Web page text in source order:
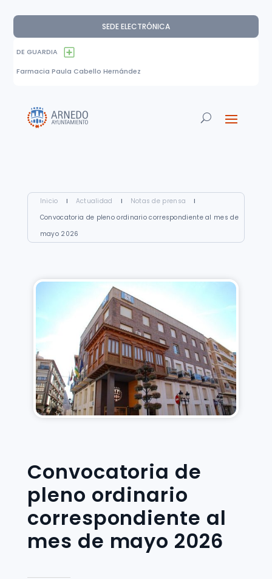
SEDE ELECTRÓNICA
DE GUARDIA
Farmacia Paula Cabello Hernández
Inicio I Actualidad I Notas de prensa
I
Convocatoria de pleno ordinario correspondiente al mes de
mayo 2026
Convocatoria de
pleno ordinario
correspondiente al
mes de mayo 2026